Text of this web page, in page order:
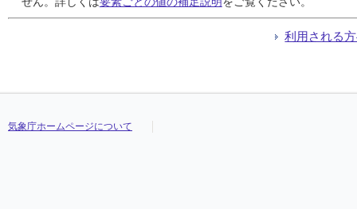
利用される
気象庁ホームページについて